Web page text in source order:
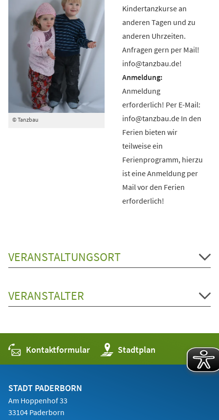
© Tanzbau
Kindertanzkurse an
anderen Tagen und zu
anderen Uhrzeiten.
Anfragen gern per Mail!
info@tanzbau.de!
Anmeldung
erforderlich! Per E-Mail:
info@tanzbau.de In den
Ferien bieten wir
teilweise ein
Ferienprogramm, hierzu
ist eine Anmeldung per
Mail vor den Ferien
erforderlich!
VERANSTALTUNGSORT
VERANSTALTER
Kontaktformular Stadtplan
(Öffnet
in
einem
STADT PADERBORN
Am Hoppenhof 33
33104 Paderborn